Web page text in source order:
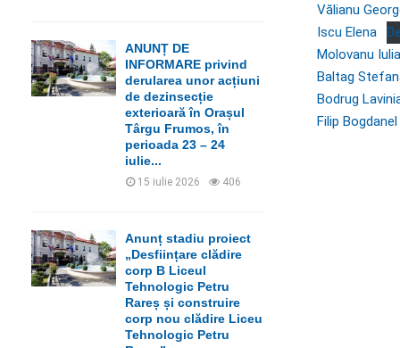
Vălianu
Iscu Elena
Molovanu
Baltag
Bodrug
Filip
ANUNȚ DE
INFORMARE privind
derularea unor acțiuni
de dezinsecție
exterioară în Orașul
Târgu Frumos, în
perioada 23 – 24
iulie...
15 iulie 2026 406
Anunț stadiu proiect
„Desființare clădire
corp B Liceul
Tehnologic Petru
Rareș și construire
corp nou clădire Liceu
Tehnologic Petru